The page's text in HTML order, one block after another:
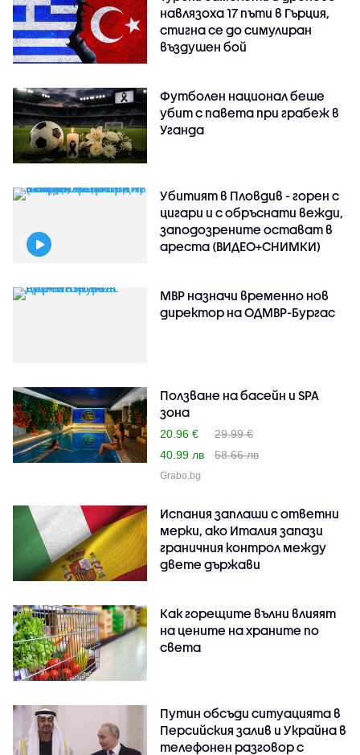
навлязоха 17 пъти в Гърция,
стигна се до симулиран
въздушен бой
Футболен национал беше
убит с павета при грабеж в
Уганда
Убитият в Пловдив - горен с
цигари и с обръснати вежди,
заподозрените остават в
ареста (ВИДЕО+СНИМКИ)
МВР назначи временно нов
директор на ОДМВР-Бургас
Ползване на басейн и SPA
зона
20.96 €
29.99 €
40.99 лв
58.66 лв
Grabo.bg
Испания заплаши с ответни
мерки, ако Италия запази
граничния контрол между
двете държави
Как горещите вълни влияят
на цените на храните по
света
Путин обсъди ситуацията в
Персийския залив и Украйна в
телефонен разговор с